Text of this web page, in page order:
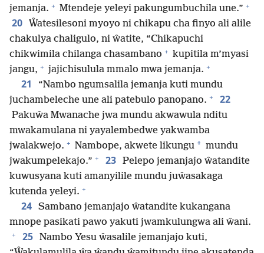
jemanja. + Mtendeje yeleyi pakungumbuchila une.” +
20 Ŵatesilesoni myoyo ni chikapu cha finyo ali alile
chakulya chaligulo, ni ŵatite, “Chikapuchi
chikwimila chilanga chasambano + kupitila m’myasi
jangu, + jajichisulula mmalo mwa jemanja. +
21
“Nambo ngumsalila jemanja kuti mundu
juchambeleche une ali patebulo panopano. + 22
Pakuŵa Mwanache jwa mundu akwawula nditu
mwakamulana ni yayalembedwe yakwamba
jwalakwejo. + Nambope, akwete likungu * mundu
jwakumpelekajo.” + 23 Pelepo jemanjajo ŵatandite
kuwusyana kuti amanyilile mundu juŵasakaga
kutenda yeleyi. +
24 Sambano jemanjajo ŵatandite kukangana
mnope pasikati pawo yakuti jwamkulungwa ali ŵani.
+ 25 Nambo Yesu ŵasalile jemanjajo kuti,